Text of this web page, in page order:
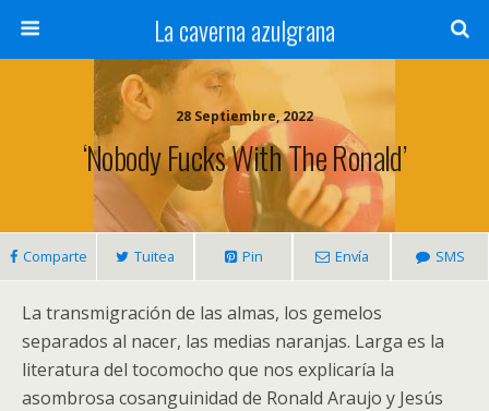
La caverna azulgrana
28 Septiembre, 2022
‘Nobody Fucks With The Ronald’
Comparte Tuitea Pin Envía SMS
La transmigración de las almas, los gemelos
separados al nacer, las medias naranjas. Larga es la
literatura del tocomocho que nos explicaría la
asombrosa cosanguinidad de Ronald Araujo y Jesús